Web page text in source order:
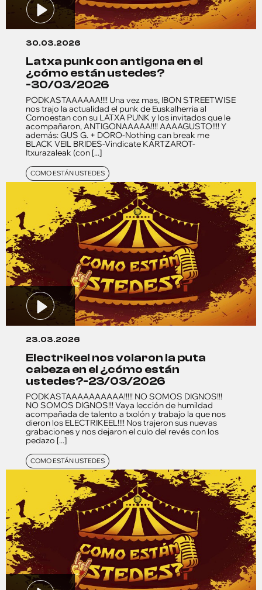
30.03.2026
latxa punk con antigona en el
¿cómo están ustedes?
-30/03/2026
PODKASTAAAAAA!!!! Una vez mas, IBON STREETWISE
nos trajo la actualidad el punk de Euskalherria al
Comoestan con su LATXA PUNK y los invitados que le
acompañaron, ANTIGONAAAAA!!!! AAAAGUSTO!!!! Y
además: GUS G. + DORO-Nothing can break me
BLACK VEIL BRIDES-Vindicate KARTZAROT-
Itxurazaleak (con [...]
COMO ESTÁN USTEDES
23.03.2026
electrikeel nos volaron la puta
cabeza en el ¿cómo están
ustedes?-23/03/2026
PODKASTAAAAAAAAAA!!!!! NO SOMOS DIGNOS!!!
NO SOMOS DIGNOS!!! Vaya lección de humildad
acompañada de talento a txolón y trabajo la que nos
dieron los ELECTRIKEEL!!!! Nos trajeron sus nuevas
grabaciones y nos dejaron el culo del revés con los
pedazo [...]
COMO ESTÁN USTEDES